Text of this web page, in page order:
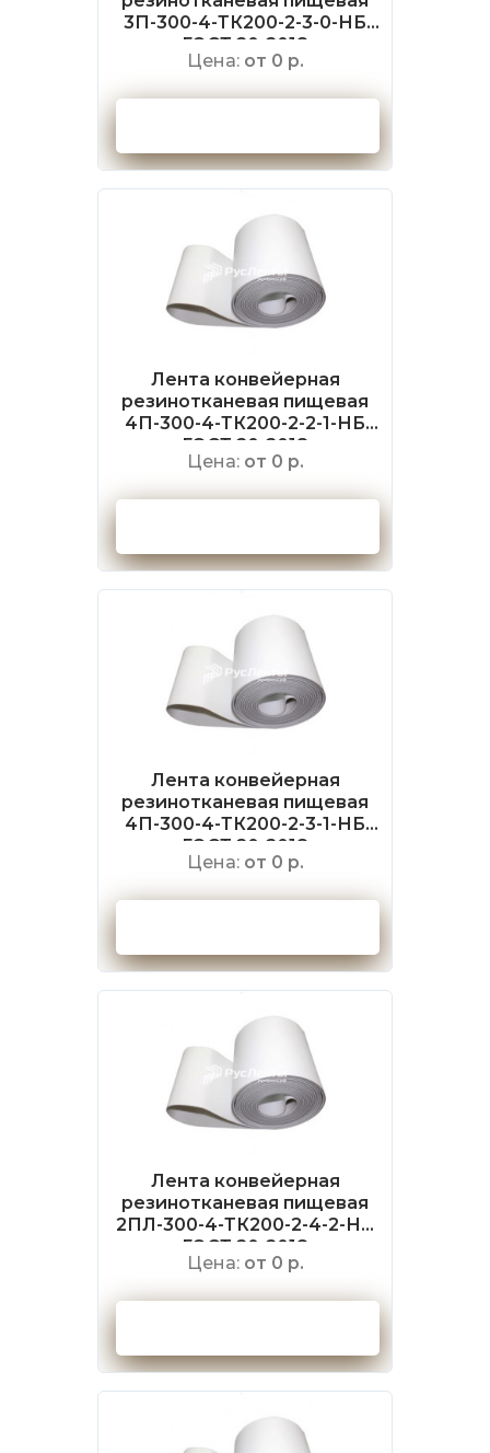
3П-300-4-ТК200-2-3-0-НБ
ГОСТ 20-2018
Цена: от 0 р.
Лента конвейерная
резинотканевая пищевая
4П-300-4-ТК200-2-2-1-НБ
ГОСТ 20-2018
Цена: от 0 р.
Лента конвейерная
резинотканевая пищевая
4П-300-4-ТК200-2-3-1-НБ
ГОСТ 20-2018
Цена: от 0 р.
Лента конвейерная
резинотканевая пищевая
2ПЛ-300-4-ТК200-2-4-2-НБ
ГОСТ 20-2018
Цена: от 0 р.